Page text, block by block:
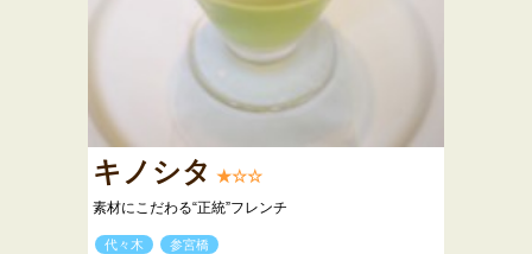
キノシタ ★☆☆
素材にこだわる“正統”フレンチ
代々木
参宮橋